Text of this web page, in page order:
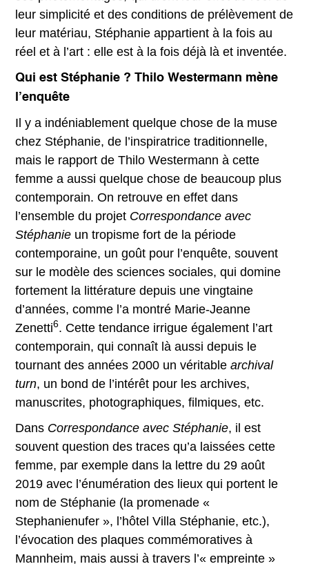
leur simplicité et des conditions de prélèvement de
leur matériau, Stéphanie appartient à la fois au
réel et à l’art : elle est à la fois déjà là et inventée.
Qui est Stéphanie ? Thilo Westermann mène
l’enquête
Il y a indéniablement quelque chose de la muse
chez Stéphanie, de l’inspiratrice traditionnelle,
mais le rapport de Thilo Westermann à cette
femme a aussi quelque chose de beaucoup plus
contemporain. On retrouve en effet dans
l’ensemble du projet Correspondance avec
Stéphanie un tropisme fort de la période
contemporaine, un goût pour l’enquête, souvent
sur le modèle des sciences sociales, qui domine
fortement la littérature depuis une vingtaine
d’années, comme l’a montré Marie-Jeanne
Zenetti6. Cette tendance irrigue également l’art
contemporain, qui connaît là aussi depuis le
tournant des années 2000 un véritablearchival
turn, un bond de l’intérêt pour les archives,
manuscrites, photographiques, filmiques, etc.
Dans Correspondance avec Stéphanie, il est
souvent question des traces qu’a laissées cette
femme, par exemple dans la lettre du 29 août
2019 avec l’énumération des lieux qui portent le
nom de Stéphanie (la promenade «
Stephanienufer », l’hôtel Villa Stéphanie, etc.),
l’évocation des plaques commémoratives à
Mannheim, mais aussi à travers l’« empreinte »